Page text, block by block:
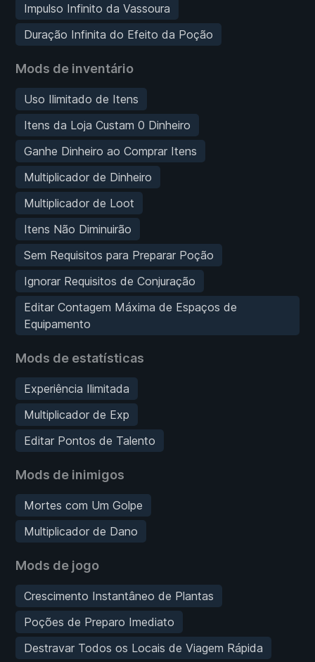
Impulso Infinito da Vassoura
Duração Infinita do Efeito da Poção
Mods de inventário
Uso Ilimitado de Itens
Itens da Loja Custam 0 Dinheiro
Ganhe Dinheiro ao Comprar Itens
Multiplicador de Dinheiro
Multiplicador de Loot
Itens Não Diminuirão
Sem Requisitos para Preparar Poção
Ignorar Requisitos de Conjuração
Editar Contagem Máxima de Espaços de
Equipamento
Mods de estatísticas
Experiência Ilimitada
Multiplicador de Exp
Editar Pontos de Talento
Mods de inimigos
Mortes com Um Golpe
Multiplicador de Dano
Mods de jogo
Crescimento Instantâneo de Plantas
Poções de Preparo Imediato
Destravar Todos os Locais de Viagem Rápida